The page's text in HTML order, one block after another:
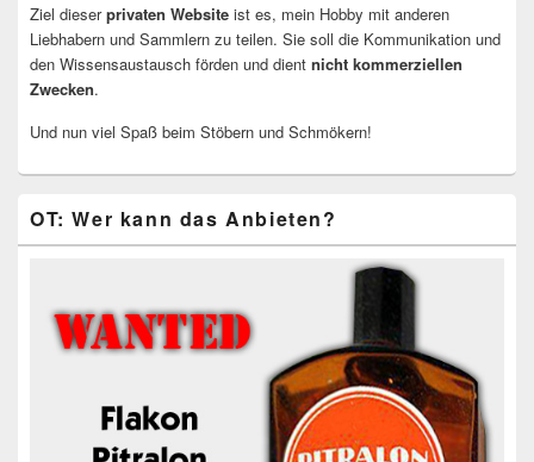
Ziel dieserprivaten Website ist es, mein Hobby mit anderen
Liebhabern und Sammlern zu teilen. Sie soll die Kommunikation und
den Wissensaustausch förden und dient nicht kommerziellen
Zwecken.
Und nun viel Spaß beim Stöbern und Schmökern!
OT: Wer kann das Anbieten?